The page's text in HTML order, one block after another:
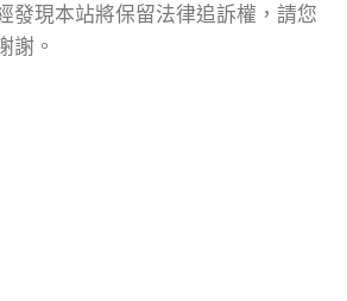
發現本站將保留法律追訴權，請您
謝。